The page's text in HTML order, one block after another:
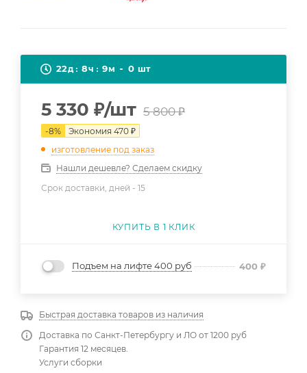
22д 8ч 9м 0 шт
5 330 ₽/шт 5 800₽
-8% Экономия 470 ₽
изготовление под заказ
Нашли дешевле? Сделаем скидку
Срок доставки, дней - 15
КУПИТЬ В 1 КЛИК
Подъем на лифте 400 руб 400 ₽
Быстрая доставка товаров из наличия
Доставка по Санкт-Петербургу и ЛО от 1200 руб
Гарантия 12 месяцев.
Услуги сборки